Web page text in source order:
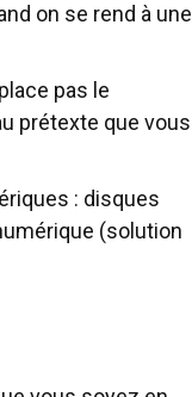
on se rend à une
pas le
prétexte que vous
: disques
(solution